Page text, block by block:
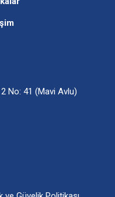
No: 41 (Mavi Avlu)